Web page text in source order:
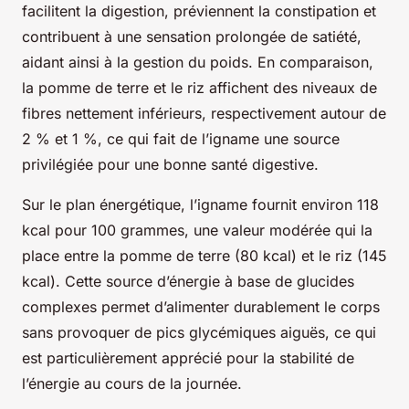
facilitent la digestion, préviennent la constipation et
contribuent à une sensation prolongée de satiété,
aidant ainsi à la gestion du poids. En comparaison,
la pomme de terre et le riz affichent des niveaux de
fibres nettement inférieurs, respectivement autour de
2 % et 1 %, ce qui fait de l’igname une source
privilégiée pour une bonne santé digestive.
Sur le plan énergétique, l’igname fournit environ 118
kcal pour 100 grammes, une valeur modérée qui la
place entre la pomme de terre (80 kcal) et le riz (145
kcal). Cette source d’énergie à base de glucides
complexes permet d’alimenter durablement le corps
sans provoquer de pics glycémiques aiguës, ce qui
est particulièrement apprécié pour la stabilité de
l’énergie au cours de la journée.